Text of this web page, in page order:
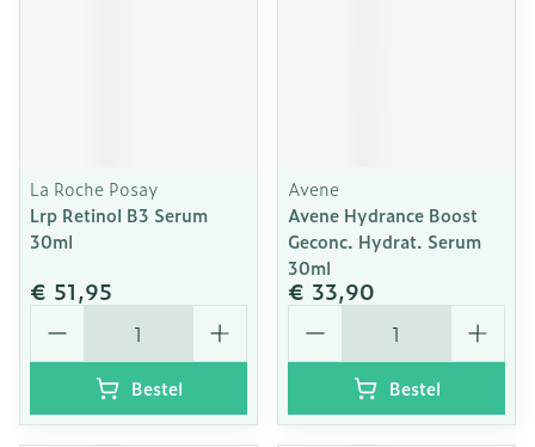
La Roche Posay
Lrp Retinol B3 Serum
30ml
€ 51,95
Aantal
Bestel
Avene
Avene Hydrance Boost
Geconc. Hydrat. Serum
30ml
€ 33,90
Aantal
Bestel